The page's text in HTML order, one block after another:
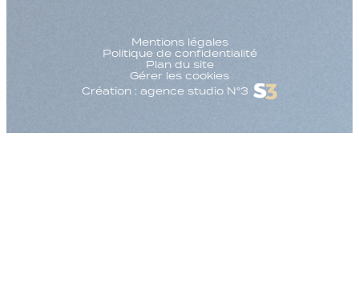
Mentions légales
Politique de confidentialité
Plan du site
Gérer les cookies
Création : agence studio N°3